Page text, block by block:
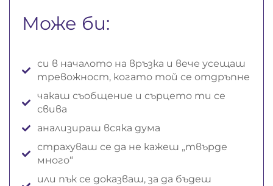
Може би:
си в началото на връзка и вече усещаш
тревожност, когато той се отдръпне
чакаш съобщение и сърцето ти се
свива
анализираш всяка дума
страхуваш се да не кажеш „твърде
много“
или пък се доказваш, за да бъдеш